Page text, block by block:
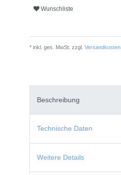
Wunschliste
* inkl. ges. MwSt. zzgl. Versandkosten
Beschreibung
Technische Daten
Weitere Details